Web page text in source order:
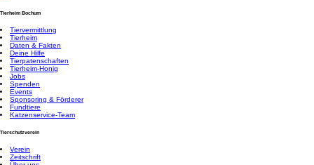
Tierheim Bochum
Tiervermittlung
Tierheim
Daten & Fakten
Deine Hilfe
Tierpatenschaften
Tierheim-Honig
Jobs
Spenden
Events
Sponsoring & Förderer
Fundtiere
Katzenservice-Team
Tierschutzverein
Verein
Zeitschrift